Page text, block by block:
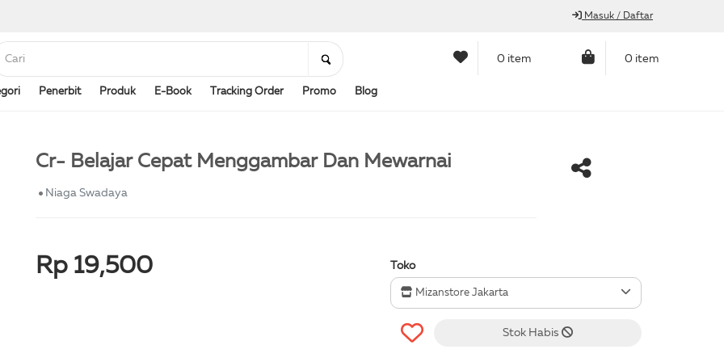
Masuk / Daftar
0 item 0 item
Penerbit Produk E-Book Tracking Order Promo Blog
Cr- Belajar Cepat Menggambar Dan Mewarnai
Niaga Swadaya
Rp 19,500 Toko
Mizanstore Jakarta
Stok Habis